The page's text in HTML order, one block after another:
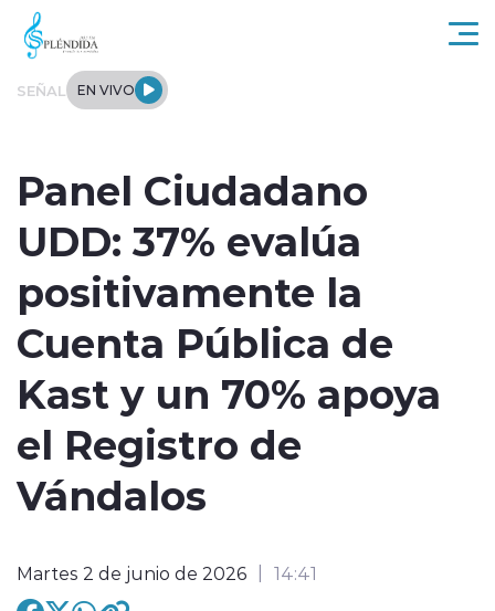
Click acá para ir directamente al contenido
SEÑAL EN VIVO
Tendencias
Entrevistas
Deportes
Panel Ciudadano
UDD: 37% evalúa
positivamente la
Cuenta Pública de
Kast y un 70% apoya
el Registro de
Vándalos
Martes 2 de junio de 2026 14:41